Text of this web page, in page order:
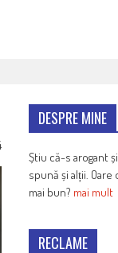
DESPRE MINE
Știu că-s arogant
spună și alții.
mai bun? mai mult
RECLAME